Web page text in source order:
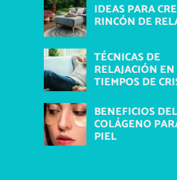
IDEAS PARA
RINCÓN DE
TÉCNICAS DE
RELAJACIÓN EN
TIEMPOS DE
BENEFICIOS DEL
COLÁGENO
PIEL